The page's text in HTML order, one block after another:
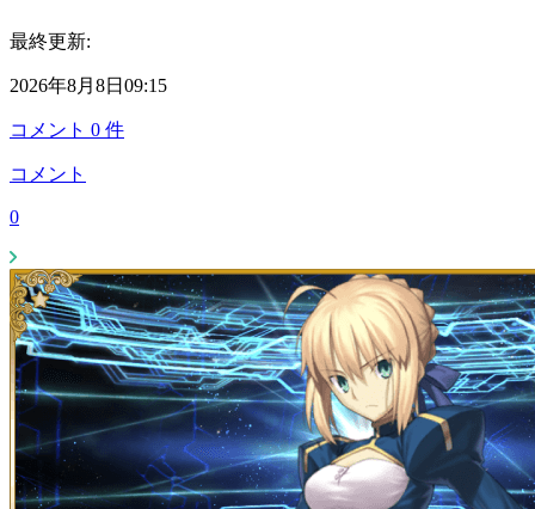
最終更新:
2026年8月8日09:15
コメント 0 件
コメント
0